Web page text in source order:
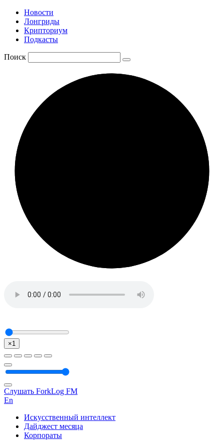
Новости
Лонгриды
Крипториум
Подкасты
Поиск
×1
Слушать ForkLog FM
En
Искусственный интеллект
Дайджест месяца
Корпораты